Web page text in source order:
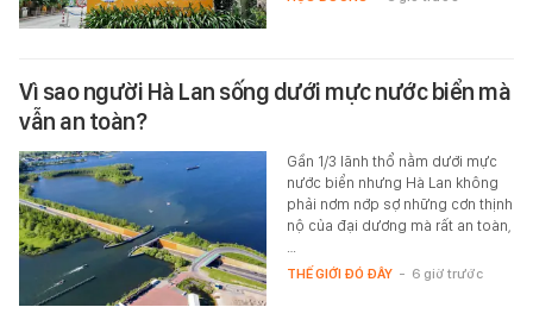
Vì sao người Hà Lan sống dưới mực nước biển mà
vẫn an toàn?
Gần 1/3 lãnh thổ nằm dưới mực
nước biển nhưng Hà Lan không
phải nơm nớp sợ những cơn thịnh
nộ của đại dương mà rất an toàn,
THẾ GIỚI ĐÓ ĐÂY - 6 giờ trước